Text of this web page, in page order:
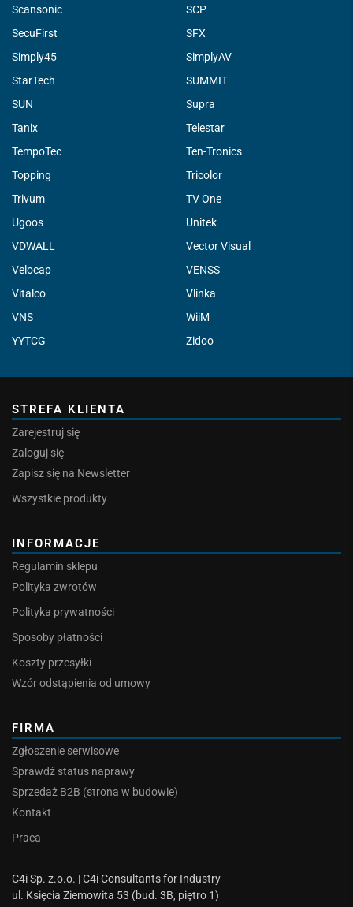
Scansonic
SCP
SecuFirst
SFX
Simply45
SimplyAV
StarTech
SUMMIT
SUN
Supra
Tanix
Telestar
TempoTec
Ten-Tronics
Topping
Tricolor
Trivum
TV One
Ugoos
Unitek
VDWALL
Vector Visual
Velocap
VENSS
Vitalco
Vlinka
VNS
WiiM
YYTCG
Zidoo
STREFA KLIENTA
Zarejestruj się
Zaloguj się
Zapisz się na Newsletter
Wszystkie produkty
INFORMACJE
Regulamin sklepu
Polityka zwrotów
Polityka prywatności
Sposoby płatności
Koszty przesyłki
Wzór odstąpienia od umowy
FIRMA
Zgłoszenie serwisowe
Sprawdź status naprawy
Sprzedaż B2B (strona w budowie)
Kontakt
Praca
C4i Sp. z.o.o. | C4i Consultants for Industry
ul. Księcia Ziemowita 53 (bud. 3B, piętro 1)